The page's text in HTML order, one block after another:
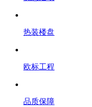
热装楼盘
欧标工程
品质保障